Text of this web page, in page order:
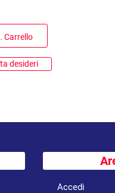
Carrello
desideri
Accedi